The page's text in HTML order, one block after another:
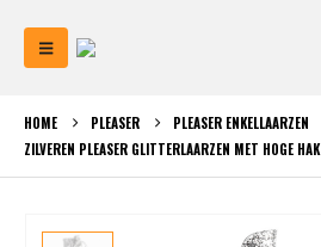
HOME PLEASER
PLEASER ENKELLAARZEN
ZILVEREN PLEASER GLITTERLAARZEN MET HOGE HAK